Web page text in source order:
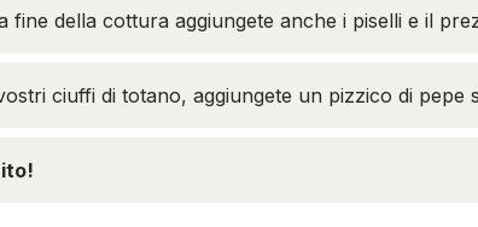
fine della cottura aggiungete anche i piselli e il
ciuffi di totano, aggiungete un pizzico di pepe